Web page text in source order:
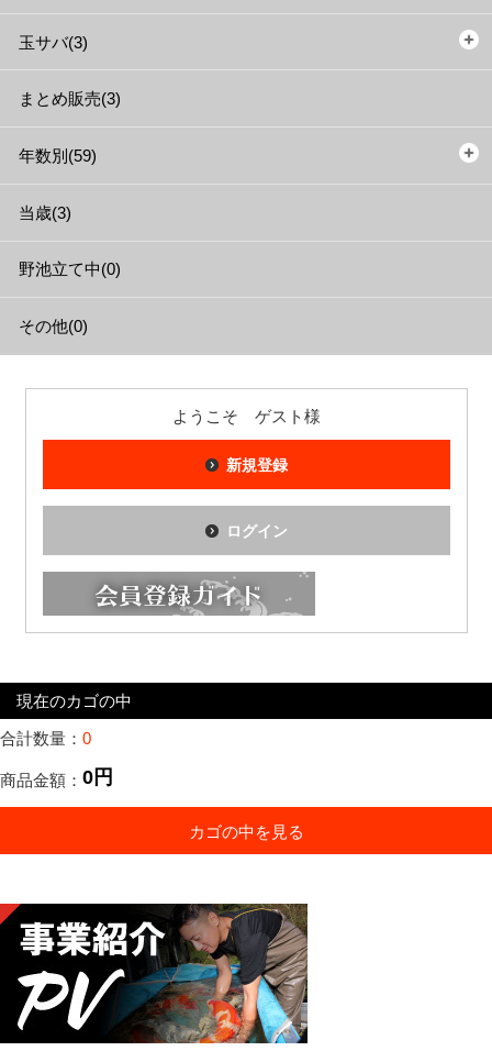
玉サバ(3)
まとめ販売(3)
年数別(59)
当歳(3)
野池立て中(0)
その他(0)
ようこそ ゲスト様
新規登録
ログイン
現在のカゴの中
合計数量： 0
商品金額： 0円
カゴの中を見る